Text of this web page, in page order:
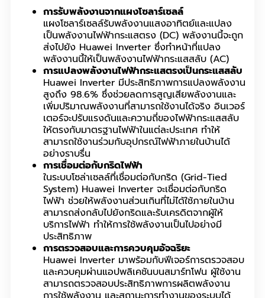
การรับพลังงานจากแผงโซลาร์เซลล์
แผงโซลาร์เซลล์รับพลังงานแสงอาทิตย์และแปลง
เป็นพลังงานไฟฟ้ากระแสตรง (DC) พลังงานนี้จะถูก
ส่งไปยัง Huawei Inverter ซึ่งทำหน้าที่แปลง
พลังงานนี้ให้เป็นพลังงานไฟฟ้ากระแสสลับ (AC)
การแปลงพลังงานไฟฟ้ากระแสตรงเป็นกระแสสลับ
Huawei Inverter มีประสิทธิภาพการแปลงพลังงาน
สูงถึง 98.6% ซึ่งช่วยลดการสูญเสียพลังงานและ
เพิ่มปริมาณพลังงานที่สามารถใช้งานได้จริง อินเวอร์
เตอร์จะปรับแรงดันและความถี่ของไฟฟ้ากระแสสลับ
ให้ตรงกับมาตรฐานไฟฟ้าในแต่ละประเทศ ทำให้
สามารถใช้งานร่วมกับอุปกรณ์ไฟฟ้าภายในบ้านได้
อย่างราบรื่น
การเชื่อมต่อกับกริดไฟฟ้า
ในระบบโซล่าเซลล์ที่เชื่อมต่อกับกริด (Grid-Tied
System) Huawei Inverter จะเชื่อมต่อกับกริด
ไฟฟ้า ช่วยให้พลังงานส่วนเกินที่ไม่ได้ใช้ภายในบ้าน
สามารถส่งกลับไปยังกริดและรับเครดิตจากผู้ให้
บริการไฟฟ้า ทำให้การใช้พลังงานเป็นไปอย่างมี
ประสิทธิภาพ
การตรวจสอบและการควบคุมอัจฉริยะ
Huawei Inverter มาพร้อมกับฟีเจอร์การตรวจสอบ
และควบคุมผ่านแอปพลิเคชันบนสมาร์ทโฟน ผู้ใช้งาน
สามารถตรวจสอบประสิทธิภาพการผลิตพลังงาน